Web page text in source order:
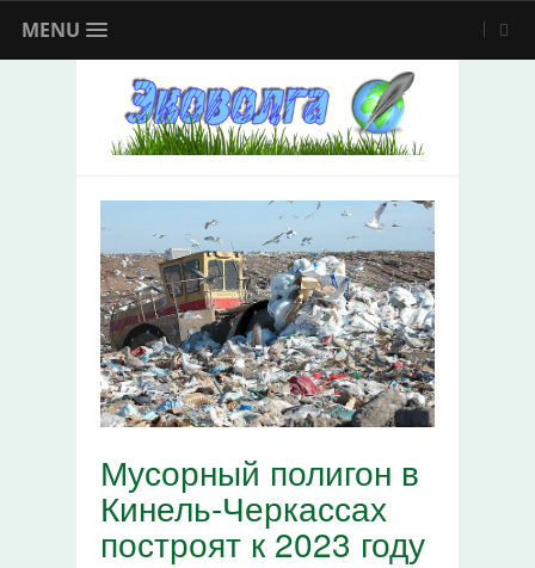
MENU
Мусорный полигон в
Кинель-Черкассах
построят к 2023 году